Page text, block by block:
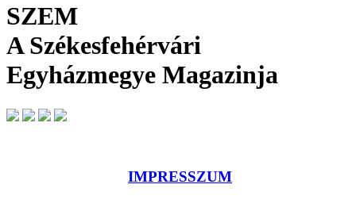
SZEM
A Székesfehérvári
Egyházmegye Magazinja
IMPRESSZUM